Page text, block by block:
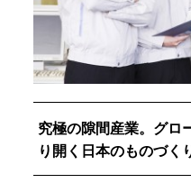
究極の隙間産業。グロ
り開く日本のものづく